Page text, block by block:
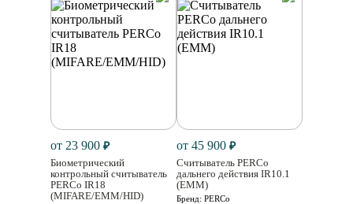
от 23 900 ₽
Биометрический
контрольный считыватель
PERCo IR18
(MIFARE/EMM/HID)
от 45 900 ₽
Считыватель PERCo
дальнего действия IR10.1
(EMM)
Бренд: PERCo